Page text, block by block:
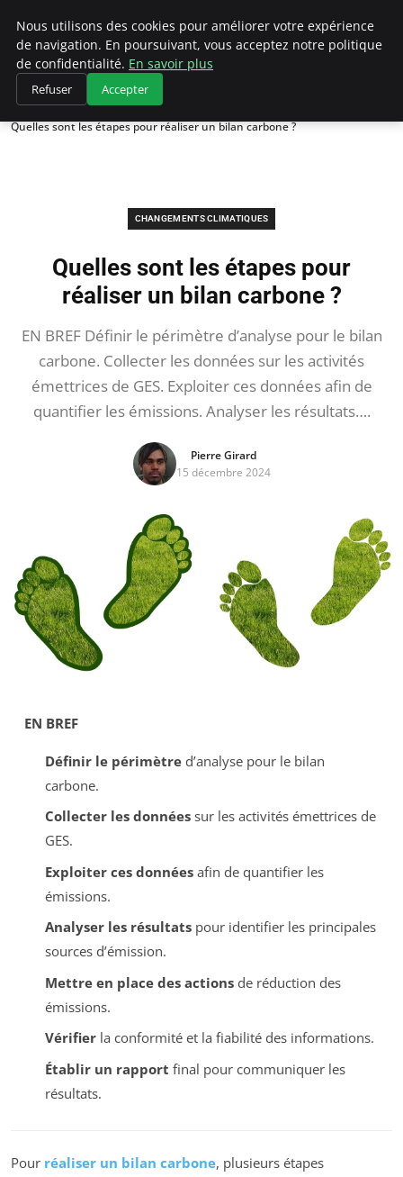
Climategatecountryclub.com
Accueil
Changements climatiques
Quelles sont les étapes pour réaliser un bilan carbone ?
CHANGEMENTS CLIMATIQUES
Quelles sont les étapes pour
réaliser un bilan carbone ?
EN BREF Définir le périmètre d’analyse pour le bilan
carbone. Collecter les données sur les activités
émettrices de GES. Exploiter ces données afin de
quantifier les émissions. Analyser les résultats….
Pierre Girard
15 décembre 2024
EN BREF
Définir le périmètred’analyse pour le bilan
carbone.
Collecter les donnéessur les activités émettrices de
GES.
Exploiter ces donnéesafin de quantifier les
émissions.
Analyser les résultatspour identifier les principales
sources d’émission.
Mettre en place des actionsde réduction des
émissions.
Vérifierla conformité et la fiabilité des informations.
Établir un rapport final pour communiquer les
résultats.
Pour réaliser un bilan carbone, plusieurs étapes
Nous utilisons des cookies pour améliorer votre expérience
de navigation. En poursuivant, vous acceptez notre politique
de confidentialité. En savoir plus
Refuser Accepter